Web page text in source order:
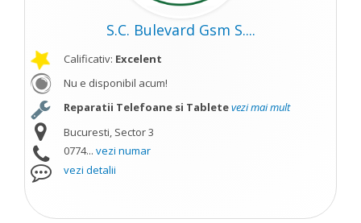
S.C. Bulevard Gsm S....
Calificativ: Excelent
Nu e disponibil acum!
Reparatii Telefoane si Tabletevezi mai mult
Bucuresti, Sector 3
0774... vezi numar
vezi detalii